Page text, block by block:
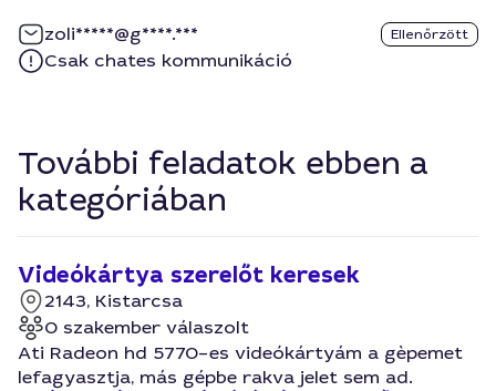
zoli*****@g****.*** Ellenőrzött
Csak chates kommunikáció
További feladatok ebben a
kategóriában
Videókártya szerelőt keresek
2143, Kistarcsa
0 szakember válaszolt
Ati Radeon hd 5770–es videókártyám a gèpemet
lefagyasztja, más gépbe rakva jelet sem ad.